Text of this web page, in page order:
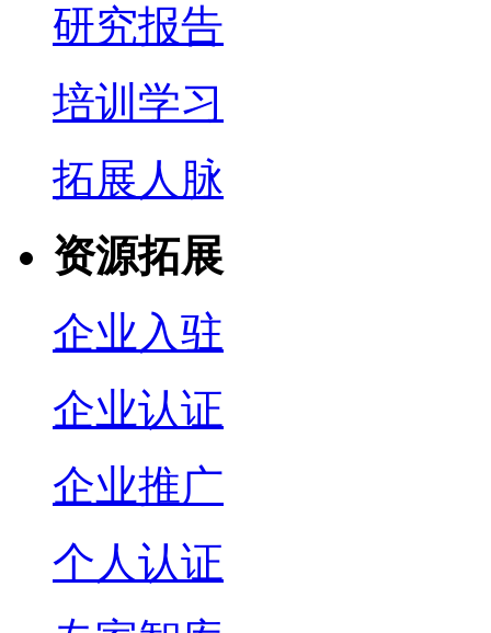
研究报告
培训学习
拓展人脉
资源拓展
企业入驻
企业认证
企业推广
个人认证